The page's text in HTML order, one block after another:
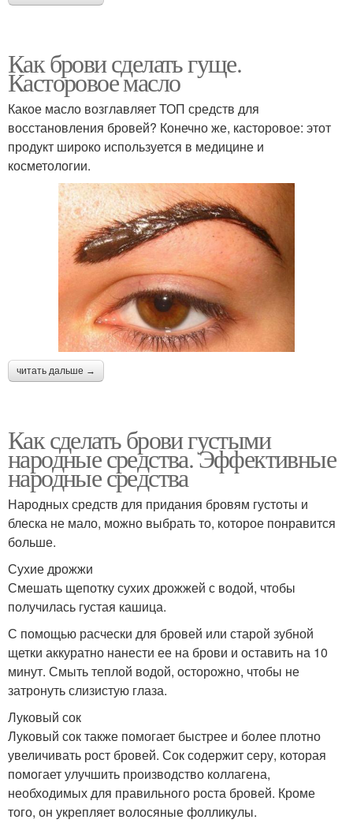
Как брови сделать гуще.
Касторовое масло
Какое масло возглавляет ТОП средств для
восстановления бровей? Конечно же, касторовое: этот
продукт широко используется в медицине и
косметологии.
читать дальше →
Как сделать брови густыми
народные средства. Эффективные
народные средства
Народных средств для придания бровям густоты и
блеска не мало, можно выбрать то, которое понравится
больше.
Сухие дрожжи
Смешать щепотку сухих дрожжей с водой, чтобы
получилась густая кашица.
С помощью расчески для бровей или старой зубной
щетки аккуратно нанести ее на брови и оставить на 10
минут. Смыть теплой водой, осторожно, чтобы не
затронуть слизистую глаза.
Луковый сок
Луковый сок также помогает быстрее и более плотно
увеличивать рост бровей. Сок содержит серу, которая
помогает улучшить производство коллагена,
необходимых для правильного роста бровей. Кроме
того, он укрепляет волосяные фолликулы.